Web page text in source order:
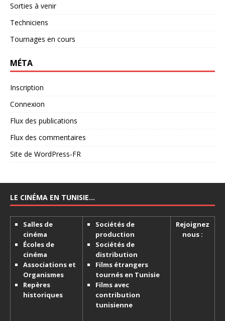
Sorties à venir
Techniciens
Tournages en cours
MÉTA
Inscription
Connexion
Flux des publications
Flux des commentaires
Site de WordPress-FR
LE CINÉMA EN TUNISIE…
Salles de
cinéma
Écoles de
cinéma
Associations et
Organismes
Repères
historiques
Sociétés de
production
Sociétés de
distribution
Films étrangers
tournés en Tunisie
Films avec
contribution
tunisienne
Rejoignez
nous :